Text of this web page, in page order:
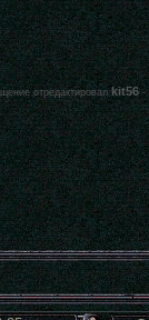
отредактировалkit56-